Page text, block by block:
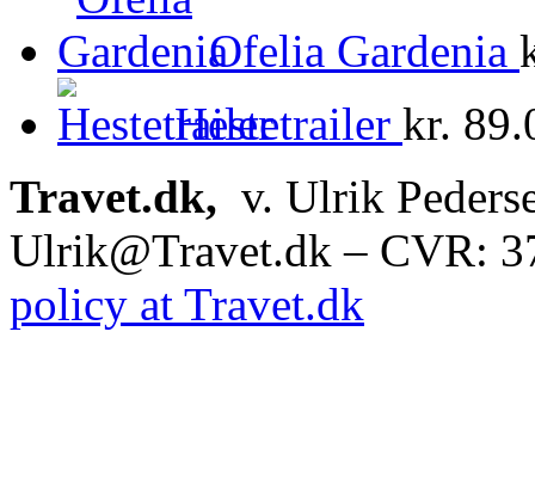
Ofelia Gardenia
Hestetrailer kr.
Travet.dk, v. Ulrik
Ulrik@Travet.dk – CVR:
policy at Travet.dk